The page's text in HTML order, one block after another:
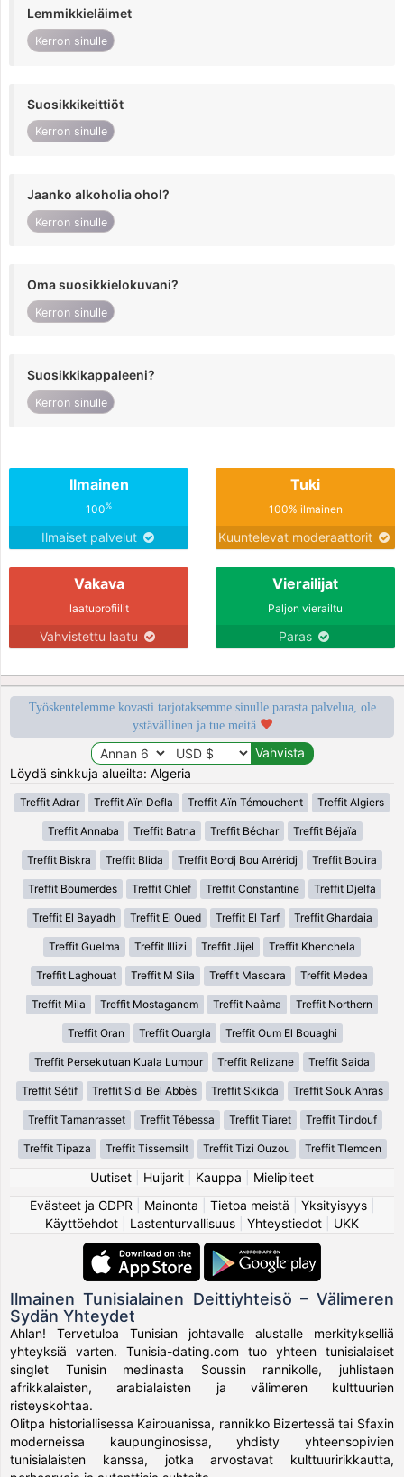
Lemmikkieläimet
Kerron sinulle
Suosikkikeittiöt
Kerron sinulle
Jaanko alkoholia ohol?
Kerron sinulle
Oma suosikkielokuvani?
Kerron sinulle
Suosikkikappaleeni?
Kerron sinulle
Ilmainen
100%
Ilmaiset palvelut
Tuki
100% ilmainen
Kuuntelevat moderaattorit
Vakava
laatuprofiilit
Vahvistettu laatu
Vierailijat
Paljon vierailtu
Paras
Työskentelemme kovasti tarjotaksemme sinulle parasta palvelua, ole
ystävällinen ja tue meitä
Löydä sinkkuja alueilta: Algeria
Treffit Adrar Treffit Aïn Defla Treffit Aïn Témouchent Treffit Algiers
Treffit Annaba Treffit Batna Treffit Béchar Treffit Béjaïa
Treffit Biskra Treffit Blida Treffit Bordj Bou Arréridj Treffit Bouira
Treffit Boumerdes Treffit Chlef Treffit Constantine Treffit Djelfa
Treffit El Bayadh Treffit El Oued Treffit El Tarf Treffit Ghardaia
Treffit Guelma Treffit Illizi Treffit Jijel Treffit Khenchela
Treffit Laghouat Treffit M Sila Treffit Mascara Treffit Medea
Treffit Mila Treffit Mostaganem Treffit Naâma Treffit Northern
Treffit Oran Treffit Ouargla Treffit Oum El Bouaghi
Treffit Persekutuan Kuala Lumpur Treffit Relizane Treffit Saida
Treffit Sétif Treffit Sidi Bel Abbès Treffit Skikda Treffit Souk Ahras
Treffit Tamanrasset Treffit Tébessa Treffit Tiaret Treffit Tindouf
Treffit Tipaza Treffit Tissemsilt Treffit Tizi Ouzou Treffit Tlemcen
Uutiset Huijarit Kauppa
Mielipiteet
Evästeet ja GDPR
Mainonta Tietoa meistä Yksityisyys|
Käyttöehdot
Lastenturvallisuus Yhteystiedot UKK
Ilmainen Tunisialainen Deittiyhteisö – Välimeren
Sydän Yhteydet
Ahlan! Tervetuloa Tunisian johtavalle alustalle merkitykselliä
yhteyksiä varten. Tunisia-dating.com tuo yhteen tunisialaiset
singlet Tunisin medinasta Soussin rannikolle, juhlistaen
afrikkalaisten, arabialaisten ja välimeren kulttuurien
risteyskohtaa.
Olitpa historiallisessa Kairouanissa, rannikko Bizertessä tai Sfaxin
moderneissa kaupunginosissa, yhdisty yhteensopivien
tunisialaisten kanssa, jotka arvostavat kulttuuririkkautta,